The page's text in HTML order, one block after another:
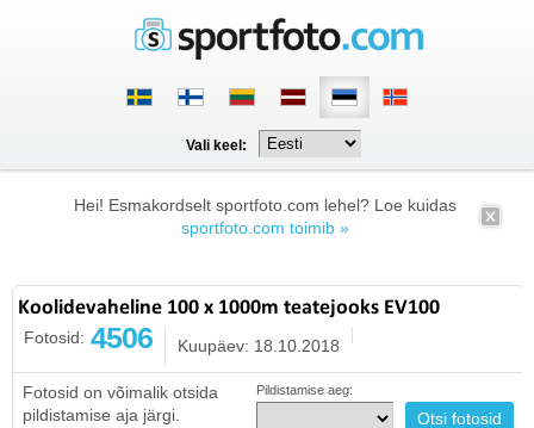
Vali keel:
Hei! Esmakordselt sportfoto.com lehel? Loe kuidas
sportfoto.com toimib »
Koolidevaheline 100 x 1000m teatejooks EV100
Fotosid: 4506 Kuupäev: 18.10.2018
Fotosid on võimalik otsida
pildistamise aja järgi.
Pildistamise aeg: